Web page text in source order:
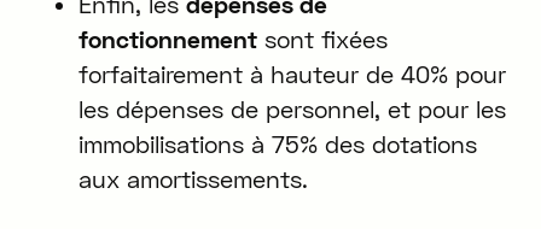
fonctionnementsont fixées
forfaitairement à hauteur de 40% pour
les dépenses de personnel, et pour les
immobilisations à 75% des dotations
aux amortissements.